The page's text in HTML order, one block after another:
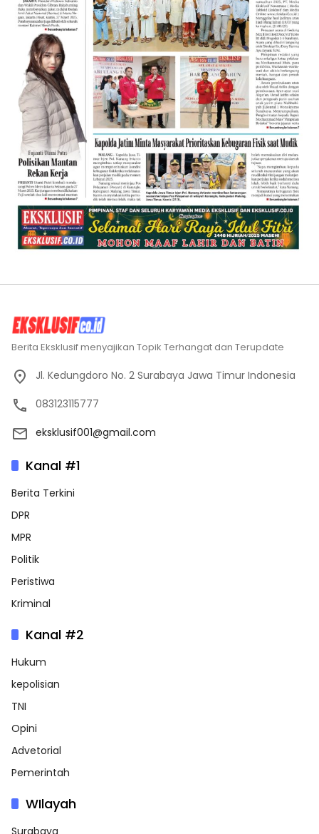
Berita Eksklusif menyajikan Topik Terhangat dan Terupdate
Jl. Kedungdoro No. 2 Surabaya Jawa Timur Indonesia
083123115777
eksklusif001@gmail.com
Kanal #1
Berita Terkini
DPR
MPR
Politik
Peristiwa
Kriminal
Kanal #2
Hukum
kepolisian
TNI
Opini
Advetorial
Pemerintah
WIlayah
Surabaya